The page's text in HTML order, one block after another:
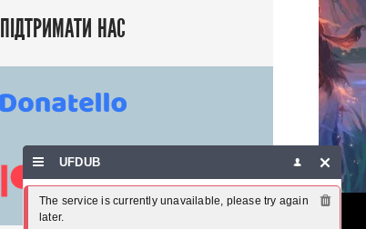
ПІДТРИМАТИ НАС
UFDUB
The service is currently unavailable, please try again
later.